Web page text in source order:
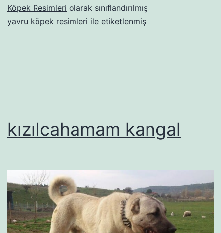
Köpek Resimleri olarak sınıflandırılmış
yavru köpek resimleri ile etiketlenmiş
kızılcahamam kangal